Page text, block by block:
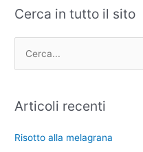
Cerca in tutto il sito
c
Articoli recenti
Risotto alla melagrana
C
e
o
i
A
h
v